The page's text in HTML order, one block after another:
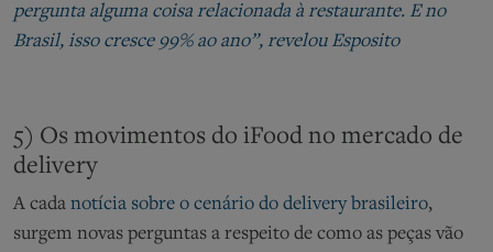
pergunta alguma coisa relacionada à restaurante. E no
Brasil, isso cresce 99% ao ano”, revelou Esposito
5) Os movimentos do iFood no mercado de
delivery
A cada notícia sobre o cenário do delivery brasileiro,
surgem novas perguntas a respeito de como as peças vão